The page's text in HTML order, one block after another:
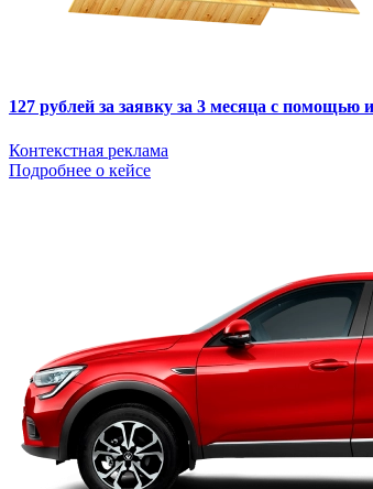
127 рублей за заявку за 3 месяца с
Контекстная реклама
Подробнее о кейсе